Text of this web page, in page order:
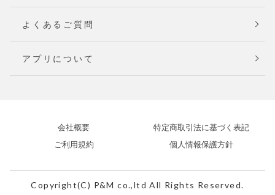
よくあるご質問
アプリについて
会社概要
特定商取引法に基づく表記
ご利用規約
個人情報保護方針
Copyright(C) P&M co.,ltd All Rights Reserved.